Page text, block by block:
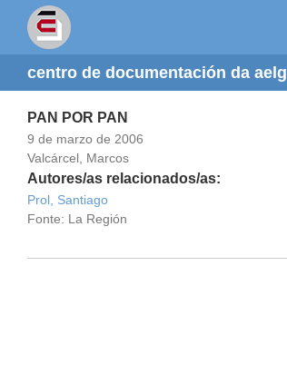
centro de documentación da aelg
PAN POR PAN
9 de marzo de 2006
Valcárcel, Marcos
Autores/as relacionados/as:
Prol, Santiago
Fonte: La Región